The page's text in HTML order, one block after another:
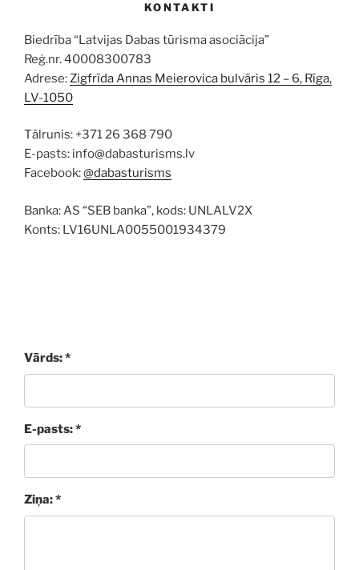
KONTAKTI
Biedrība “Latvijas Dabas tūrisma asociācija”
Reģ.nr. 40008300783
Adrese:Zigfrīda Annas Meierovica bulvāris 12 – 6, Rīga,
LV-1050
Tālrunis: +371 26 368 790
E-pasts: info@dabasturisms.lv
Facebook:@dabasturisms
Banka: AS “SEB banka”, kods: UNLALV2X
Konts: LV16UNLA0055001934379
Vārds: *
E-pasts: *
Ziņa: *